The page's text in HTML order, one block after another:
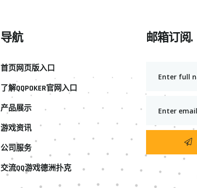
导航
首页网页版入口
了解QQPOKER官网入口
产品展示
游戏资讯
公司服务
交流QQ游戏德洲扑克
邮箱订阅.